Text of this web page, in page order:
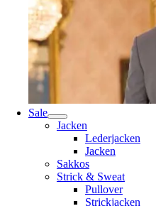
Sale
Jacken
Lederjacken
Jacken
Sakkos
Strick & Sweat
Pullover
Strickjacken